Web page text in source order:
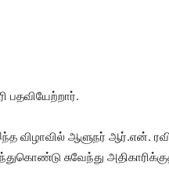
பதவியேற்றார்.
ஆளுநர் ஆர்.என். ரவி
சுவேந்து